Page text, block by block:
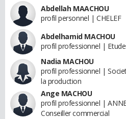
Abdellah MAACHOU
profil personnel | CHELEF
Abdelhamid MACHOU
profil professionnel |
Nadia MACHOU
profil professionnel |
la production
Ange MACHOU
profil professionnel |
Conseiller commercial